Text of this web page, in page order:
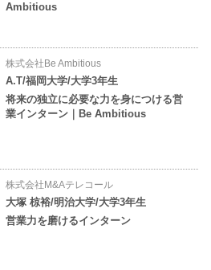
Ambitious
株式会社Be Ambitious
A.T/福岡大学/大学3年生
将来の独立に必要な力を身につける営
業インターン｜Be Ambitious
株式会社M&Aテレコール
大塚 椋裕/明治大学/大学3年生
営業力を磨けるインターン